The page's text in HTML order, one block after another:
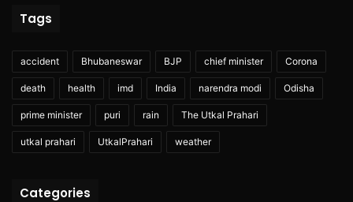
Tags
accident Bhubaneswar BJP chief minister Corona
death health imd India narendra modi Odisha
prime minister puri rain The Utkal Prahari
utkal prahari UtkalPrahari weather
Categories